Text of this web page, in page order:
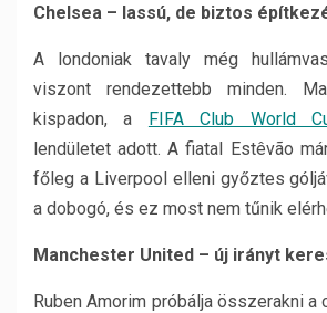
Chelsea – lassú, de biztos
A londoniak tavaly még
viszont rendezettebb minden.
kispadon, a FIFA Club World
lendületet adott. A fiatal Estêvão
főleg a Liverpool elleni győztes
a dobogó, és ez most nem tűnik
Manchester United – új irányt
Ruben Amorim próbálja összerakni a